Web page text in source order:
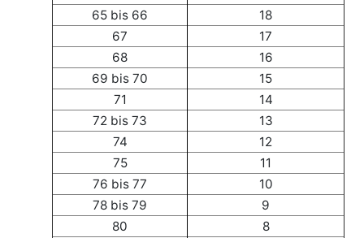
65 bis 66
18
67
17
68
16
69 bis 70
15
71
14
72 bis 73
13
74
12
75
11
76 bis 77
10
78 bis 79
9
80
8